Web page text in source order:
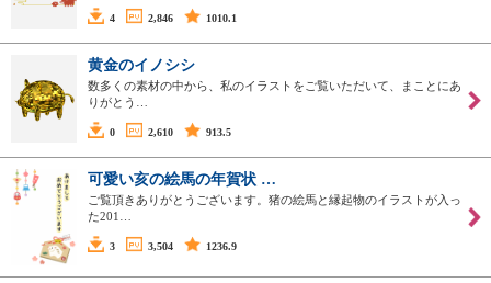
4 2,846 1010.1
黄金のイノシシ
数多くの素材の中から、私のイラストをご覧いただいて、まことにあ
りがとう…
0 2,610 913.5
可愛い亥の絵馬の年賀状 …
ご覧頂きありがとうございます。猪の絵馬と縁起物のイラストが入っ
た201…
3 3,504 1236.9